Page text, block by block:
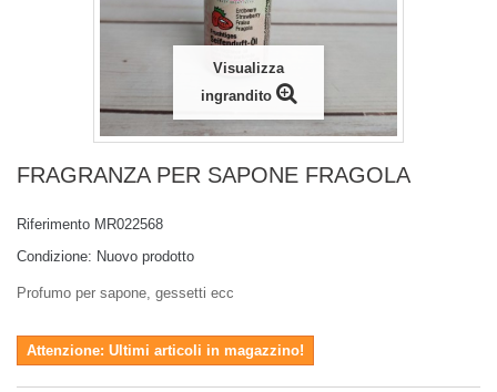
Visualizza
ingrandito
FRAGRANZA PER SAPONE FRAGOLA
Riferimento MR022568
Condizione: Nuovo prodotto
Profumo per sapone, gessetti ecc
Attenzione: Ultimi articoli in magazzino!